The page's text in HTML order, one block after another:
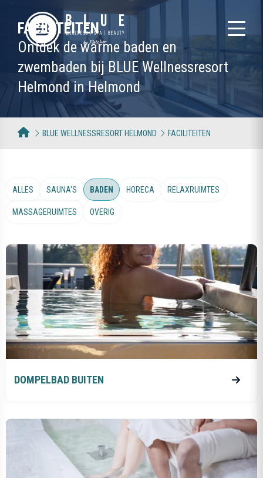
FACILITEITEN
Ontdek de warme baden en
zwembaden bij BLUE Wellnessresort
Helmond in Helmond
BLUE WELLNESSRESORT HELMOND FACILITEITEN
ALLES SAUNA'S BADEN HORECA RELAXRUIMTES
MASSAGERUIMTES OVERIG
DOMPELBAD BUITEN